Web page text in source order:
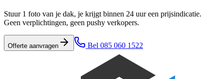
Stuur 1 foto van je dak, je krijgt binnen 24 uur een prijsindicatie.
Geen verplichtingen, geen pushy verkopers.
Offerte aanvragen Bel 085 060 1522